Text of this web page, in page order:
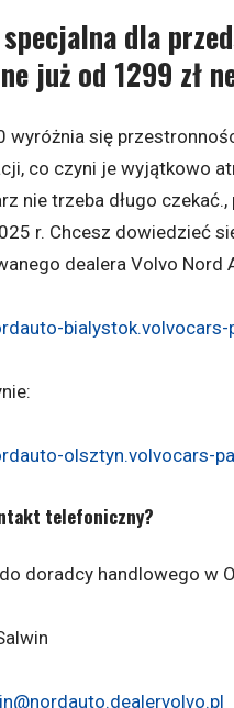
dla
już od 1299 zł
wyróżnia się
co czyni je wyjątkowo
nie trzeba długo
r. Chcesz dowiedzieć
dealera Volvo Nord
olsztyn.volvocars-
telefoniczny?
doradcy handlowego w